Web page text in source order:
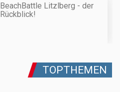
BeachBattle Litzlberg - der
Rückblick!
TOPTHEMEN